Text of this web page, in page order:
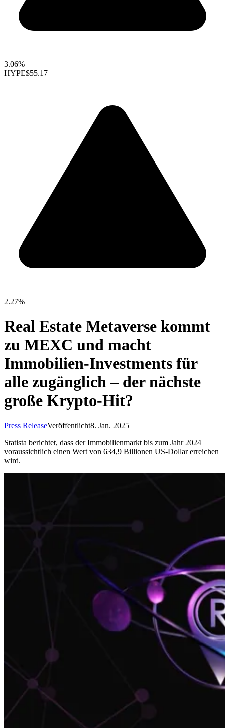
3.06%
HYPE$55.17
2.27%
Real Estate Metaverse kommt
zu MEXC und macht
Immobilien-Investments für
alle zugänglich – der nächste
große Krypto-Hit?
Press ReleaseVeröffentlicht8. Jan. 2025
Statista berichtet, dass der Immobilienmarkt bis zum Jahr 2024
voraussichtlich einen Wert von 634,9 Billionen US-Dollar erreichen
wird.